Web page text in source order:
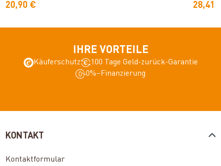
20,90 € 28,41
IHRE VORTEILE
Käuferschutz
100 Tage Geld-zurück-Garantie
0%–Finanzierung
KONTAKT
Kontaktformular